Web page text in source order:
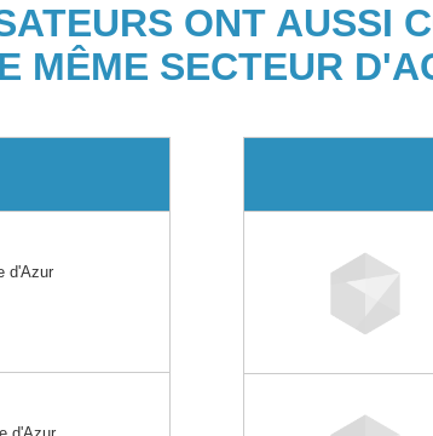
ONT AUSSI
MÊME SECTEUR
d'Azur
d'Azur